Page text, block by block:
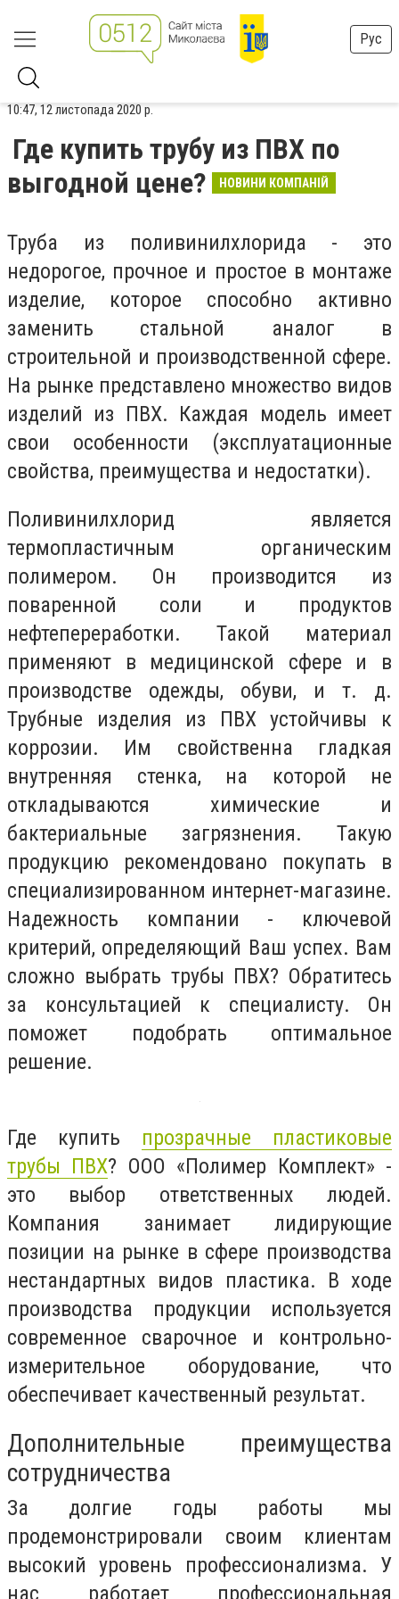
Рус
10:47, 12 листопада 2020 р.
Где купить трубу из ПВХ по
выгодной цене?
НОВИНИ КОМПАНІЙ
Труба из поливинилхлорида - это
недорогое, прочное и простое в монтаже
изделие, которое способно активно
заменить стальной аналог в
строительной и производственной сфере.
На рынке представлено множество видов
изделий из ПВХ. Каждая модель имеет
свои особенности (эксплуатационные
свойства, преимущества и недостатки).
Поливинилхлорид является
термопластичным органическим
полимером. Он производится из
поваренной соли и продуктов
нефтепереработки. Такой материал
применяют в медицинской сфере и в
производстве одежды, обуви, и т. д.
Трубные изделия из ПВХ устойчивы к
коррозии. Им свойственна гладкая
внутренняя стенка, на которой не
откладываются химические и
бактериальные загрязнения. Такую
продукцию рекомендовано покупать в
специализированном интернет-магазине.
Надежность компании - ключевой
критерий, определяющий Ваш успех. Вам
сложно выбрать трубы ПВХ? Обратитесь
за консультацией к специалисту. Он
поможет подобрать оптимальное
решение.
Где купить прозрачные пластиковые
трубы ПВХ? ООО «Полимер Комплект» -
это выбор ответственных людей.
Компания занимает лидирующие
позиции на рынке в сфере производства
нестандартных видов пластика. В ходе
производства продукции используется
современное сварочное и контрольно-
измерительное оборудование, что
обеспечивает качественный результат.
Дополнительные преимущества
сотрудничества
За долгие годы работы мы
продемонстрировали своим клиентам
высокий уровень профессионализма. У
нас работает профессиональная